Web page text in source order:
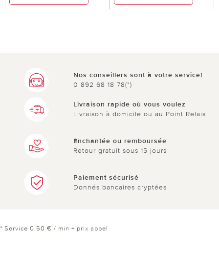
Nos conseillers sont à votre service!
0 892 68 18 78(*)
Livraison rapide où vous voulez
Livraison à domicile ou au Point Relais
Enchantée ou remboursée
Retour gratuit sous 15 jours
Paiement sécurisé
Donnés bancaires cryptées
* Service 0,50 € / min + prix appel